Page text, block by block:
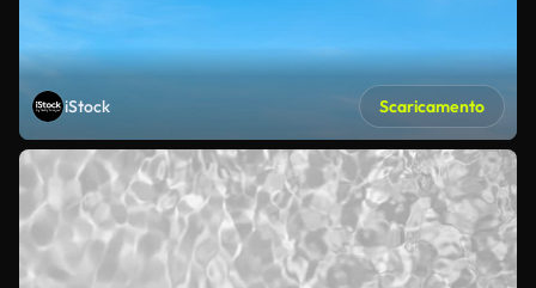
iStock Scaricamento